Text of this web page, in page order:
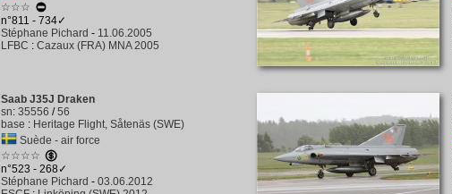
☆☆☆
n°811 - 734✓
Stéphane Pichard - 11.06.2005
LFBC : Cazaux (FRA) MNA 2005
Saab J35J Draken
sn: 35556 /56
base : Heritage Flight, Såtenäs (SWE)
Suède - air force
☆☆☆☆
n°523 - 268✓
Stéphane Pichard - 03.06.2012